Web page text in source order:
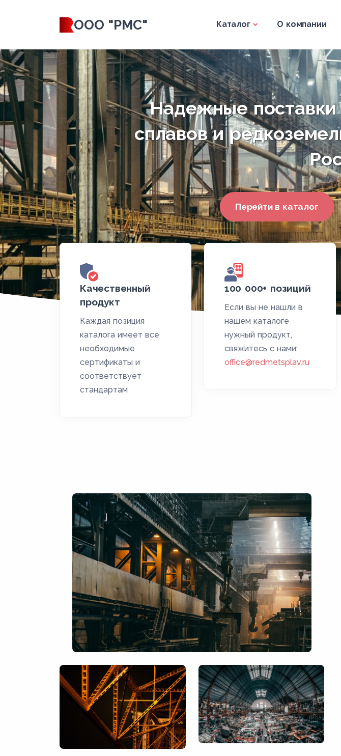
ООО "РМС" Каталог О компании
Надежные поставки
сплавов и
Перейти в каталог
Качественный
продукт
Каждая позиция
каталога имеет все
необходимые
сертификаты и
соответствует
стандартам
100 000+ позиций
Если вы не нашли в
нашем каталоге
нужный продукт,
свяжитесь с нами:
office@redmetsplav.ru